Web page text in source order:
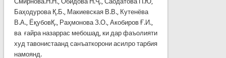
Баҳодурова Қ.Б., Макиевская В.В., Кутенёва
В.А., ЁқубовҚ., Раҳмонова З.О., Акобиров Ғ.И.,
ва ғайра назаррас мебошад, ки дар фаъолияти
худ тавонистаанд санъаткорони асилро тарбия
намоянд.